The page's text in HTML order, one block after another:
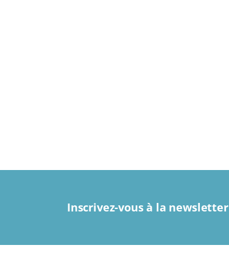
Inscrivez-vous à la newsletter